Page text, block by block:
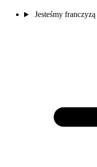
Jesteśmy